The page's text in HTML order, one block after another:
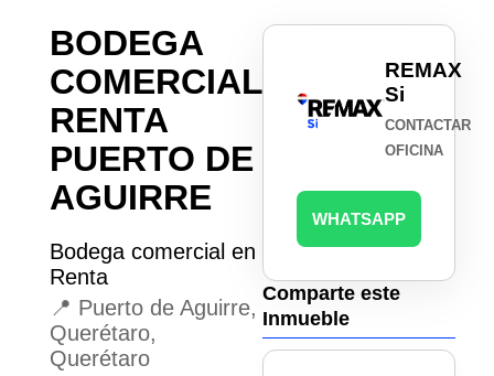
BODEGA
COMERCIAL
RENTA
PUERTO DE
AGUIRRE
Bodega comercial en
Renta
📍 Puerto de Aguirre,
Querétaro,
Querétaro
REMAX
Si
CONTACTAR
OFICINA
WHATSAPP
Comparte este
Inmueble